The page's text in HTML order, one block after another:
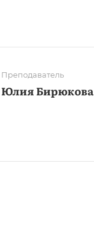
Преподаватель
Юлия Бирюкова